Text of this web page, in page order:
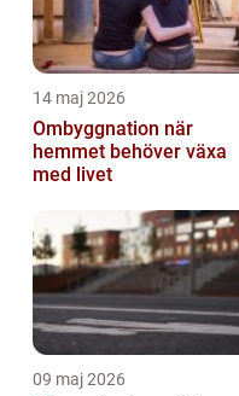
14 maj 2026
Ombyggnation när
hemmet behöver växa
med livet
09 maj 2026